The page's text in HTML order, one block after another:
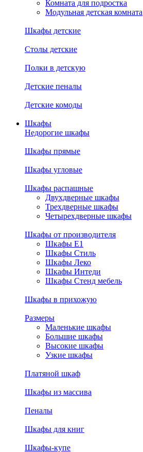
Комната для подростка
Модульная детская комната
Шкафы детские
Столы детские
Полки в детскую
Детские пеналы
Детские комоды
Шкафы
Недорогие шкафы
Шкафы прямые
Шкафы угловые
Шкафы распашные
Двухдверные шкафы
Трехдверные шкафы
Четырехдверные шкафы
Шкафы от производителя
Шкафы E1
Шкафы Стиль
Шкафы Леко
Шкафы Интеди
Шкафы Стенд мебель
Шкафы в прихожую
Размеры
Маленькие шкафы
Большие шкафы
Высокие шкафы
Узкие шкафы
Платяной шкаф
Шкафы из массива
Пеналы
Шкафы для книг
Шкафы-купе